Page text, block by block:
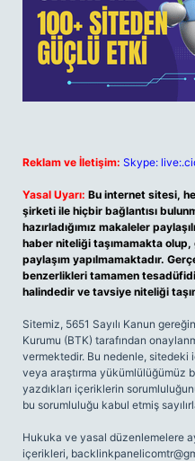
Reklam ve İletişim: Skype:
Yasal Uyarı: Bu internet sitesi,
şirketi ile hiçbir bağlantısı
hazırladığımız makaleler
haber niteliği taşımamakta
paylaşım yapılmamaktadır.
benzerlikleri tamamen
halindedir ve tavsiye niteliği
Sitemiz, 5651 Sayılı Kanun
Kurumu (BTK) tarafından
vermektedir. Bu nedenle,
veya araştırma yükümlülüğümüz
yazdıkları içeriklerin
bu sorumluluğu kabul etmiş
Hukuka ve yasal düzenlemelere
içerikleri,